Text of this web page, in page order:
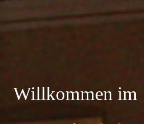
Willkommen im